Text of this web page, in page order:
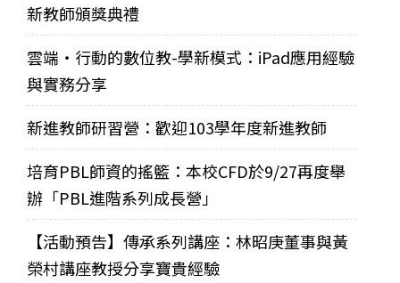
新教師頒獎典禮
雲端‧行動的數位教-學新模式：iPad應用經驗
與實務分享
新進教師研習營：歡迎103學年度新進教師
培育PBL師資的搖籃：本校CFD於9/27再度舉
辦「PBL進階系列成長營」
【活動預告】傳承系列講座：林昭庚董事與黃
榮村講座教授分享寶貴經驗